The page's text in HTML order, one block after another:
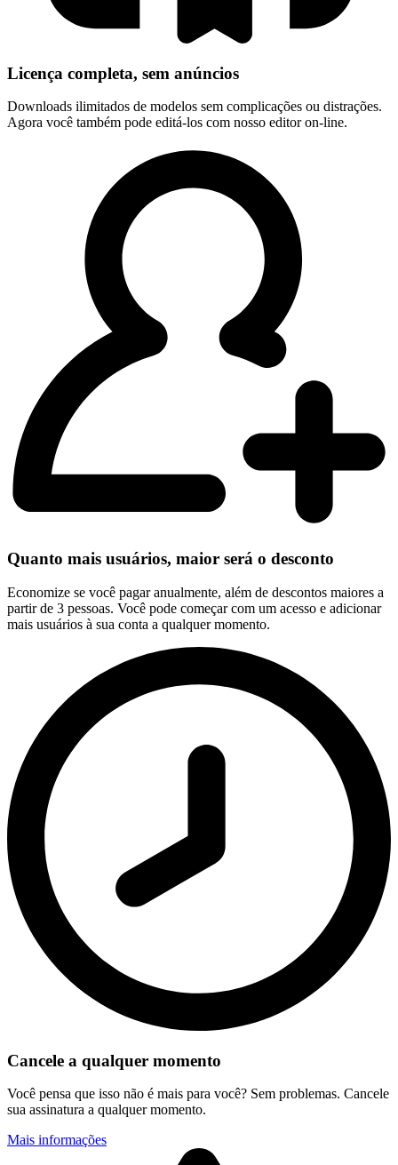
Licença completa, sem anúncios
Downloads ilimitados de modelos sem complicações ou distrações.
Agora você também pode editá-los com nosso editor on-line.
Quanto mais usuários, maior será o desconto
Economize se você pagar anualmente, além de descontos maiores a
partir de 3 pessoas. Você pode começar com um acesso e adicionar
mais usuários à sua conta a qualquer momento.
Cancele a qualquer momento
Você pensa que isso não é mais para você? Sem problemas. Cancele
sua assinatura a qualquer momento.
Mais informações